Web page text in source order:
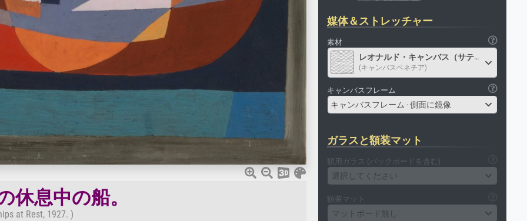
休息中の船。
at Rest, 1927. )
媒体＆ストレッチャー
素材
レオナルド・キャンバス（サテン）
(キャンバスベネチア)
キャンバスフレーム
キャンバスフレーム - 側面に鏡像
ガラスと額装マット
額用ガラス (バックボードを含む)
選択してください
額装マット
マットボード無し